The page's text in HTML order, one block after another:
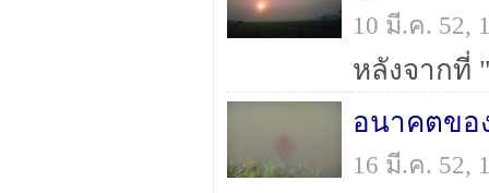
10 มี.ค. 52,
อนาคตขอ
16 มี.ค. 52,